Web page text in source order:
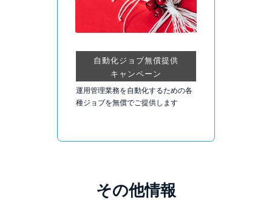
自動化ジョブ無償提供
キャンペーン
運用管理業務を自動化するための各
種ジョブを無償でご提供します
その他情報